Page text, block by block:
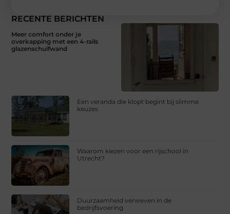
RECENTE BERICHTEN
Meer comfort onder je
overkapping met een 4-rails
glazenschuifwand
Een veranda die klopt begint bij slimme
keuzes
Waarom kiezen voor een rijschool in
Utrecht?
Duurzaamheid verweven in de
bedrijfsvoering